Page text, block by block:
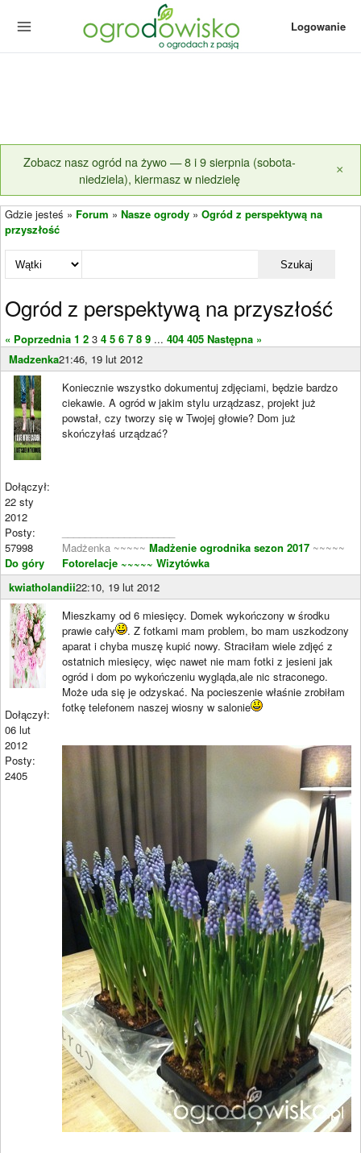
Logowanie
Zobacz nasz ogród na żywo — 8 i 9 sierpnia (sobota-
niedziela), kiermasz w niedzielę
×
Gdzie jesteś » Forum » Nasze ogrody » Ogród z perspektywą na
przyszłość
Szukaj
Ogród z perspektywą na przyszłość
« Poprzednia 1 2 3 4 5 6 7 8 9 ... 404 405 Następna »
Madzenka21:46, 19 lut 2012
Dołączył:
22 sty
2012
Posty:
57998
Do góry
Koniecznie wszystko dokumentuj zdjęciami, będzie bardzo
ciekawie. A ogród w jakim stylu urządzasz, projekt już
powstał, czy tworzy się w Twojej głowie? Dom już
skończyłaś urządzać?
Madżenka ~~~~~ Madżenie ogrodnika sezon 2017 ~~~~~
Fotorelacje ~~~~~ Wizytówka
kwiatholandii22:10, 19 lut 2012
Dołączył:
06 lut
2012
Posty:
2405
Mieszkamy od 6 miesięcy. Domek wykończony w środku
prawie cały
. Z fotkami mam problem, bo mam uszkodzony
aparat i chyba muszę kupić nowy. Straciłam wiele zdjęć z
ostatnich miesięcy, więc nawet nie mam fotki z jesieni jak
ogród i dom po wykończeniu wygląda,ale nic straconego.
Może uda się je odzyskać. Na pocieszenie właśnie zrobiłam
fotkę telefonem naszej wiosny w salonie